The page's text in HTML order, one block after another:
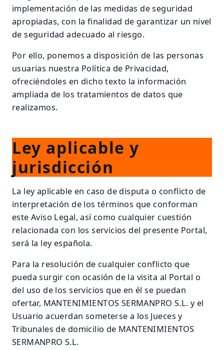
implementación de las medidas de seguridad
apropiadas, con la finalidad de garantizar un nivel
de seguridad adecuado al riesgo.
Por ello, ponemos a disposición de las personas
usuarias nuestra Política de Privacidad,
ofreciéndoles en dicho texto la información
ampliada de los tratamientos de datos que
realizamos.
Ley aplicable y
jurisdicción
La ley aplicable en caso de disputa o conflicto de
interpretación de los términos que conforman
este Aviso Legal, así como cualquier cuestión
relacionada con los servicios del presente Portal,
será la ley española.
Para la resolución de cualquier conflicto que
pueda surgir con ocasión de la visita al Portal o
del uso de los servicios que en él se puedan
ofertar, MANTENIMIENTOS SERMANPRO S.L. y el
Usuario acuerdan someterse a los Jueces y
Tribunales de domicilio de MANTENIMIENTOS
SERMANPRO S.L.